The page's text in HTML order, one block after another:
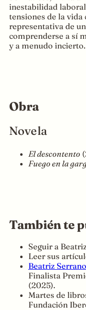
inestabilidad
tensiones de la vida
representativa de
comprenderse a sí
y a menudo incierto.
Obra
Novela
El descontento
Fuego en la
También te
Seguir a
Leer sus
Beatriz Serrano
Finalista
(2025).
Martes de
Fundación